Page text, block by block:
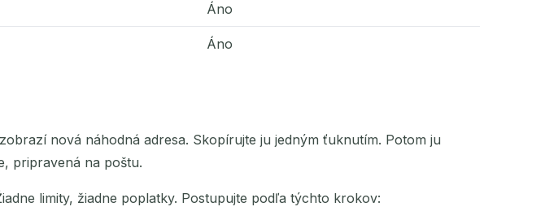
Áno
Áno
nová náhodná adresa. Skopírujte ju jedným ťuknutím. Potom ju
pripravená na poštu.
limity, žiadne poplatky. Postupujte podľa týchto krokov: